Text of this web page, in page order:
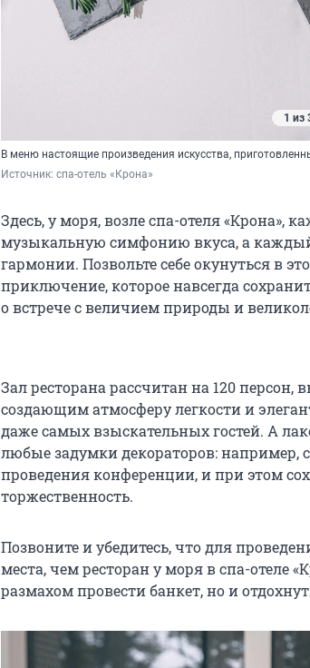
1 из
В меню настоящие произведения искусства,
Источник: спа-отель «Крона»
Здесь, у моря, возле спа-отеля «Крона»,
музыкальную симфонию вкуса, а
гармонии. Позвольте себе окунуться в
приключение, которое навсегда
о встрече с величием природы и
Зал ресторана рассчитан на 120 персон,
создающим атмосферу легкости и
даже самых взыскательных гостей. А
любые задумки декораторов: например,
проведения конференции, и при этом
торжественность.
Позвоните и убедитесь, что для
места, чем ресторан у моря в спа-отеле
размахом провести банкет, но и